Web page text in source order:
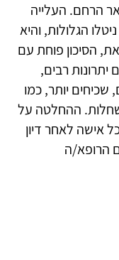
הרחם. העלייה
הגלולות, והיא
הסיכון פוחת עם
יתרונות רבים,
שכיחים יותר, כמו
ההחלטה על
אישה לאחר דיון
הרופא/ה